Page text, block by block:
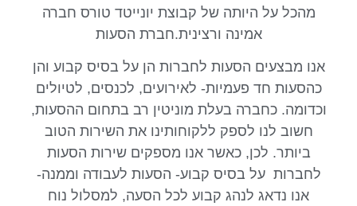
מהכל על היותה של קבוצת יונייטד טורס חברה
אמינה ורצינית.חברת הסעות
אנו מבצעים הסעות לחברות הן על בסיס קבוע והן
כהסעות חד פעמיות- לאירועים, לכנסים, לטיולים
וכדומה. כחברה בעלת מוניטין רב בתחום ההסעות,
חשוב לנו לספק ללקוחותינו את השירות הטוב
ביותר. לכן, כאשר אנו מספקים שירות הסעות
לחברות על בסיס קבוע- הסעות לעבודה וממנה-
אנו נדאג לנהג קבוע לכל הסעה, למסלול נוח